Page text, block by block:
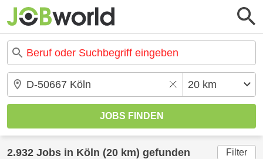
2.932 Jobs in Köln (20 km) gefunden Filter